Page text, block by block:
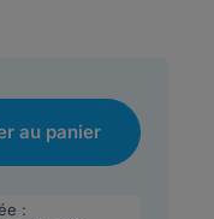
au panier
: